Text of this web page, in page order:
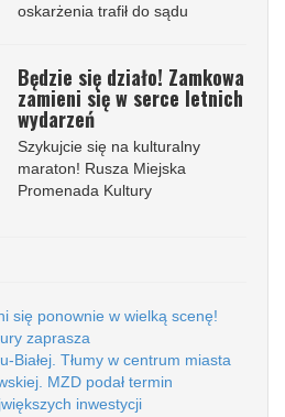
oskarżenia trafił do sądu
Będzie się działo! Zamkowa
zamieni się w serce letnich
wydarzeń
Szykujcie się na kulturalny
maraton! Rusza Miejska
Promenada Kultury
się ponownie w wielką scenę!
zaprasza
Białej. Tłumy w centrum miasta
MZD podał termin
inwestycji